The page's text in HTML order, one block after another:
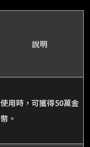
說明
使用時，可獲得50萬金
幣。